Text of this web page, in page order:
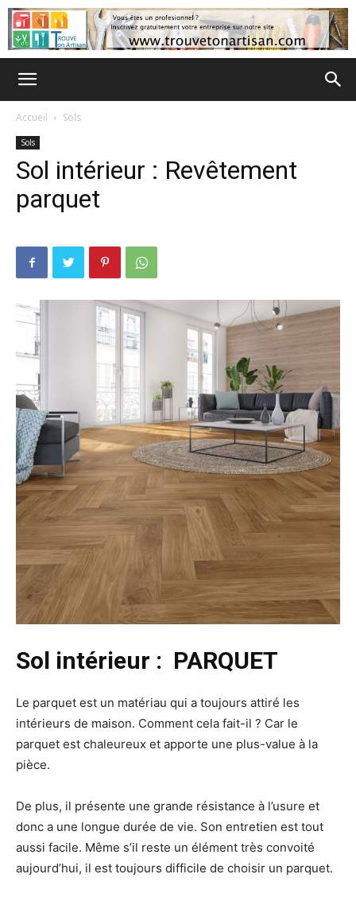
Accueil Sols
Sols
Sol intérieur : Revêtement
parquet
Sol intérieur : PARQUET
Le parquet est un matériau qui a toujours attiré les
intérieurs de maison. Comment cela fait-il ? Car le
parquet est chaleureux et apporte une plus-value à la
pièce.
De plus, il présente une grande résistance à l’usure et
donc a une longue durée de vie. Son entretien est tout
aussi facile. Même s’il reste un élément très convoité
aujourd’hui, il est toujours difficile de choisir un parquet.